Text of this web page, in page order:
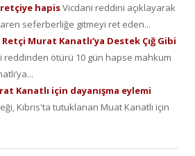
retçiye hapisVicdani reddini açıklayarak
seferberliğe gitmeyi ret eden...
Murat Kanatlı’ya Destek Çığ Gibi
reddinden ötürü 10 gün hapse mahkum
Kanatlı için dayanışma eylemi
Kıbrıs'ta tutuklanan Muat Kanatlı için